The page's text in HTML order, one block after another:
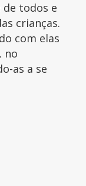
todos e
crianças.
com elas
no
as a se